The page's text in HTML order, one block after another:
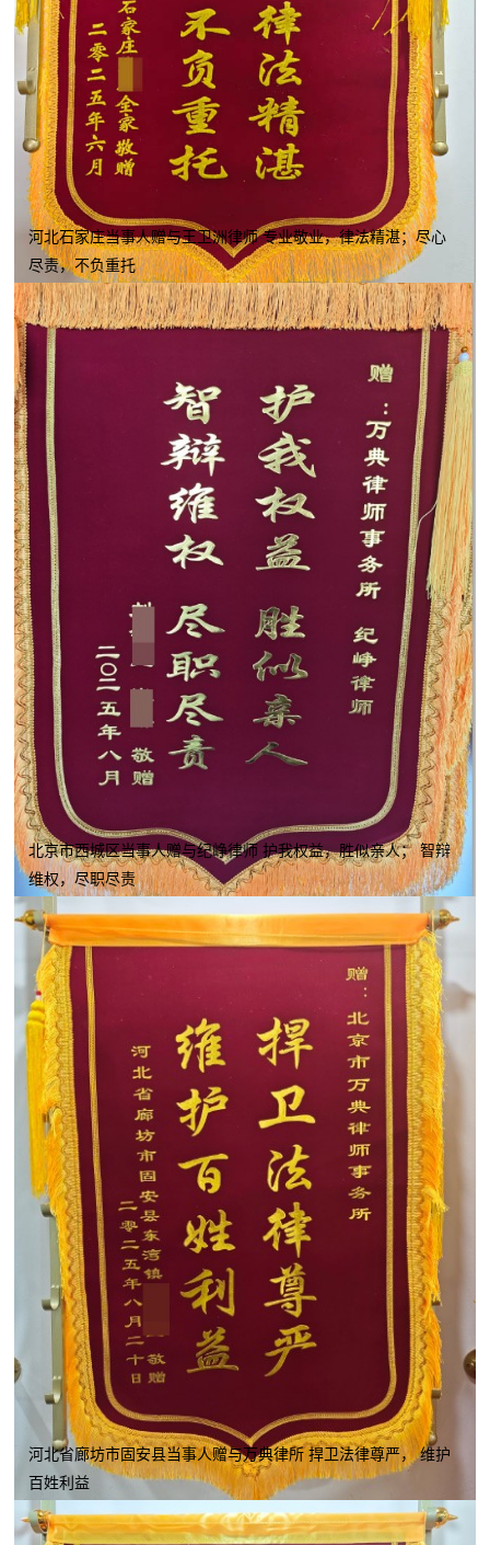
河北石家庄当事人赠与王卫洲律师 专业敬业，律法精湛；尽心
尽责，不负重托
北京市西城区当事人赠与纪峥律师 护我权益，胜似亲人； 智辩
维权，尽职尽责
河北省廊坊市固安县当事人赠与万典律所 捍卫法律尊严， 维护
百姓利益